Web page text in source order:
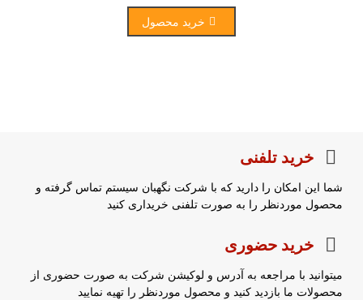
خرید محصول
خرید تلفنی
شما این امکان را دارید که با شرکت نگهبان سیستم تماس گرفته و
محصول موردنظر را به صورت تلفنی خریداری کنید
خرید حضوری
میتوانید با مراجعه به آدرس و لوکیشن شرکت به صورت حضوری از
محصولات ما بازدید کنید و محصول موردنظر را تهیه نمایید